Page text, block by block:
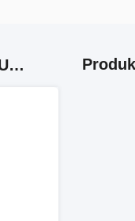
VERWANDTE PRODUKTE